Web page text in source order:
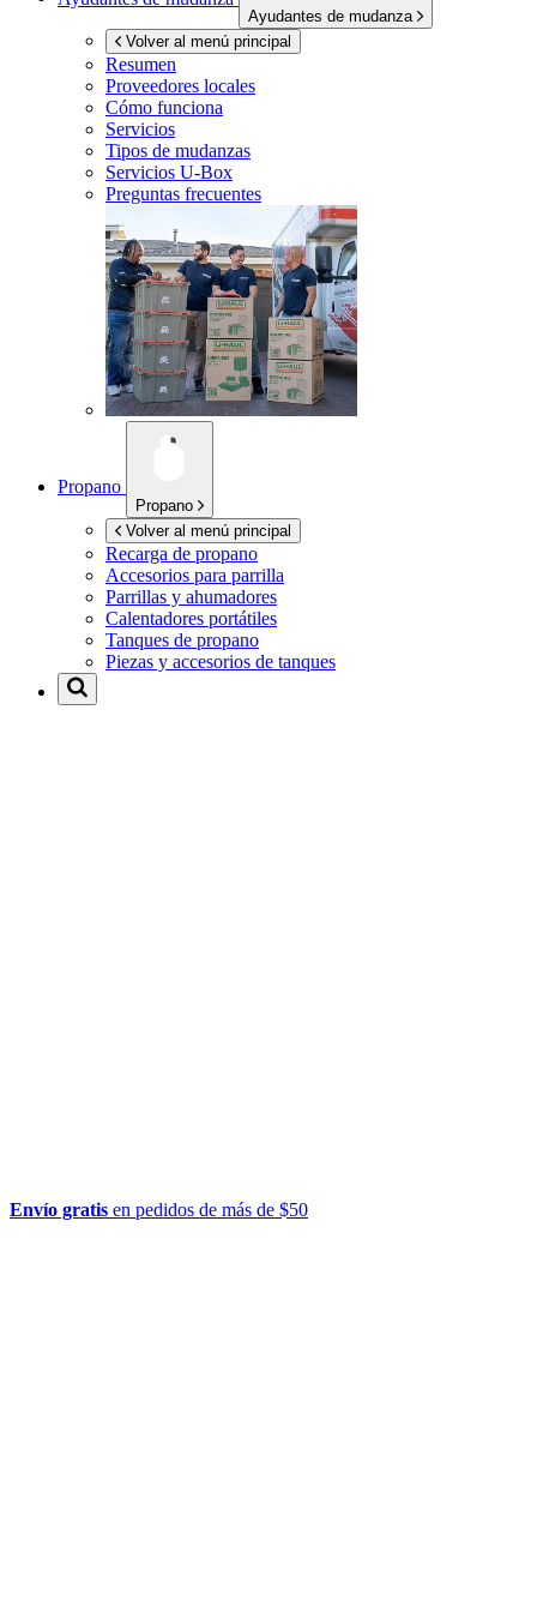
Ayudantes de mudanza
Volver al menú principal
Resumen
Proveedores locales
Cómo funciona
Servicios
Tipos de mudanzas
Servicios U-Box
Preguntas frecuentes
Propano
Propano
Volver al menú principal
Recarga de propano
Accesorios para parrilla
Parrillas y ahumadores
Calentadores portátiles
Tanques de propano
Piezas y accesorios de tanques
Envío gratis en pedidos de más de $50